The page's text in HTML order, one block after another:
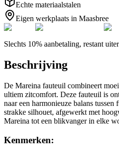
Echte materiaalstalen
Eigen werkplaats in Maasbree
Slechts 10% aanbetaling, restant
Beschrijving
De Mareina fauteuil combineert
ultiem zitcomfort. Deze fauteuil is
naar een harmonieuze balans
strakke silhouet, afgewerkt met
Mareina tot een blikvanger in elke
Kenmerken: